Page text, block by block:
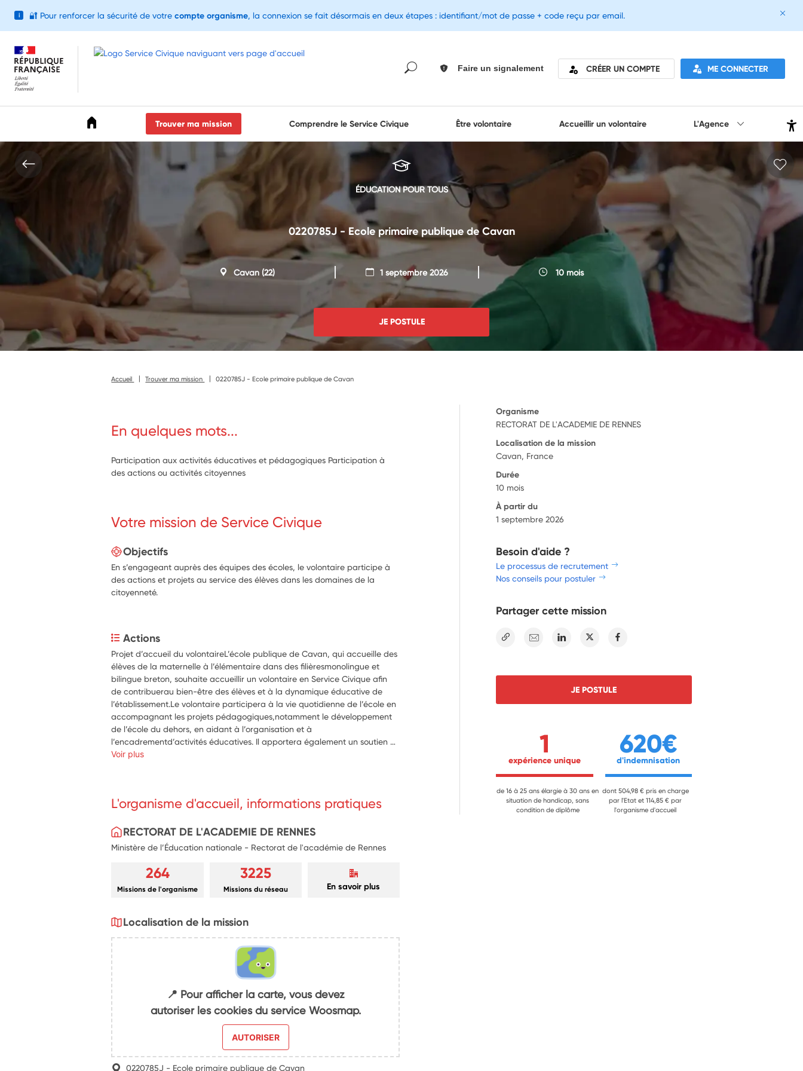
Faire un signalement CRÉER UN COMPTE ME CONNECTER
Trouver ma mission Comprendre le Service Civique Être volontaire Accueillir un volontaire L'Agence
ÉDUCATION POUR TOUS
0220785J - Ecole primaire publique de Cavan
Cavan (22) 1 septembre 2026 10 mois
JE POSTULE
Accueil Trouver ma mission 0220785J - Ecole primaire publique de Cavan
En quelques mots...
Participation aux activités éducatives et pédagogiques Participation à
des actions ou activités citoyennes
Votre mission de Service Civique
Objectifs
En s’engageant auprès des équipes des écoles, le volontaire participe à
des actions et projets au service des élèves dans les domaines de la
citoyenneté.
Actions
Projet d’accueil du volontaireL’école publique de Cavan, qui accueille des
élèves de la maternelle à l’élémentaire dans des filièresmonolingue et
bilingue breton, souhaite accueillir un volontaire en Service Civique afin
de contribuerau bien-être des élèves et à la dynamique éducative de
l’établissement.Le volontaire participera à la vie quotidienne de l’école en
accompagnant les projets pédagogiques,notamment le développement
de l’école du dehors, en aidant à l’organisation et à
l’encadrementd’activités éducatives. Il apportera également un soutien à
la direction dans certaines tâches liées à lavie de l’établissement et
l’ensemble de la communauté éducative,en complément de l’action des
Voir plus
L'organisme d'accueil, informations pratiques
RECTORAT DE L'ACADEMIE DE RENNES
Ministère de l’Éducation nationale - Rectorat de l'académie de Rennes
264
Missions de l'organisme
3225
Missions du réseau En savoir plus
Localisation de la mission
📍 Pour afficher la carte, vous devez
autoriser les cookies du service Woosmap.
AUTORISER
0220785J - Ecole primaire publique de Cavan
Organisme
RECTORAT DE L'ACADEMIE DE RENNES
Localisation de la mission
Cavan, France
Durée
10 mois
À partir du
1 septembre 2026
Besoin d'aide ?
Le processus de recrutement
Nos conseils pour postuler
Partager cette mission
E-mail Linkedin Twitter
JE POSTULE
1
expérience unique
de 16 à 25 ans élargie à 30 ans en
situation de handicap, sans
condition de diplôme
620€
d'indemnisation
dont 504,98 € pris en charge
par l'Etat et 114,85 € par
l'organisme d'accueil
i 🔐 Pour renforcer la sécurité de votre compte organisme, la connexion se fait désormais en deux étapes : identifiant/mot de passe + code reçu par email.